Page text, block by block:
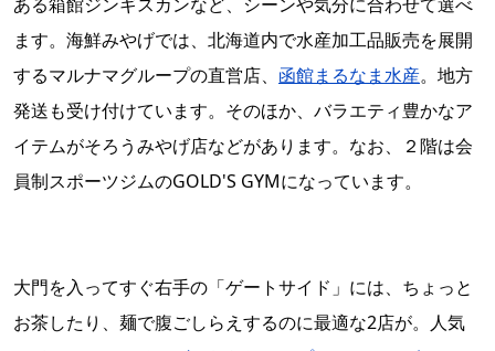
ます。海鮮みやげでは、北海道内で水産加工品販売を展開
するマルナマグループの直営店、 函館まるなま水産。地方
発送も受け付けています。そのほか、バラエティ豊かなア
イテムがそろうみやげ店などがあります。なお、２階は会
員制スポーツジムのGOLD'S GYMになっています。
大門を入ってすぐ右手の「ゲートサイド」には、ちょっと
お茶したり、麺で腹ごしらえするのに最適な2店が。人気